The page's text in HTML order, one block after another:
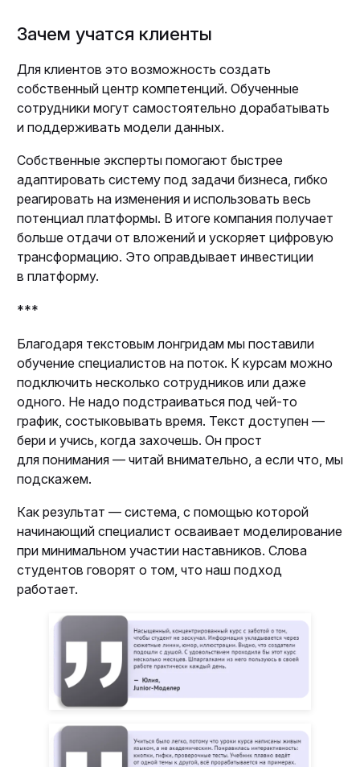
Зачем учатся клиенты
Для клиентов это возможность создать
собственный центр компетенций. Обученные
сотрудники могут самостоятельно дорабатывать
и поддерживать модели данных.
Собственные эксперты помогают быстрее
адаптировать систему под задачи бизнеса, гибко
реагировать на изменения и использовать весь
потенциал платформы. В итоге компания получает
больше отдачи от вложений и ускоряет цифровую
трансформацию. Это оправдывает инвестиции
в платформу.
***
Благодаря текстовым лонгридам мы поставили
обучение специалистов на поток. К курсам можно
подключить несколько сотрудников или даже
одного. Не надо подстраиваться под чей-то
график, состыковывать время. Текст доступен —
бери и учись, когда захочешь. Он прост
для понимания — читай внимательно, а если что, мы
подскажем.
Как результат — система, с помощью которой
начинающий специалист осваивает моделирование
при минимальном участии наставников. Слова
студентов говорят о том, что наш подход
работает.